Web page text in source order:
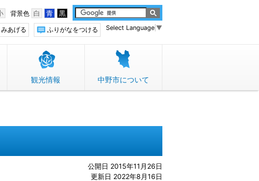
背景色 白 青 黒
Select Language ▼
ふりがなをつける
みあげる
観光情報 中野市について
公開日 2015年11月26日
更新日 2022年8月16日